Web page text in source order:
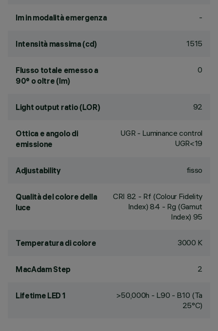
lm in modalità emergenza -
Intensità massima (cd) 1515
Flusso totale emesso a
90° o oltre (lm)
0
Light output ratio (LOR) 92
Ottica e angolo di
emissione
UGR - Luminance control
UGR<19
Adjustability fisso
Qualità del colore della
luce
CRI 82 - Rf (Colour Fidelity
Index) 84 - Rg (Gamut
Index) 95
Temperatura di colore 3000 K
MacAdam Step 2
Lifetime LED 1
>50,000h - L90 - B10 (Ta
25°C)